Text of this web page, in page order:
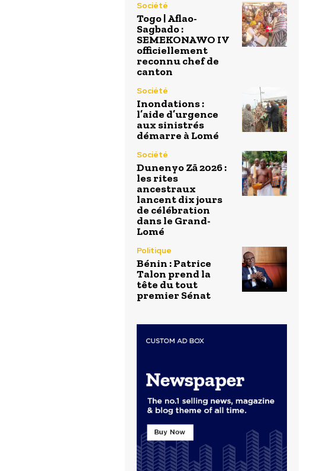
Société
Togo | Aflao-
Sagbado :
SEMEKONAWO IV
officiellement
reconnu chef de
canton
Société
Inondations :
l’aide d’urgence
aux sinistrés
démarre à Lomé
Société
Dunenyo Zā 2026 :
les rites
ancestraux
lancent dix jours
de célébration
dans le Grand-
Lomé
Politique
Bénin : Patrice
Talon prend la
tête du tout
premier Sénat